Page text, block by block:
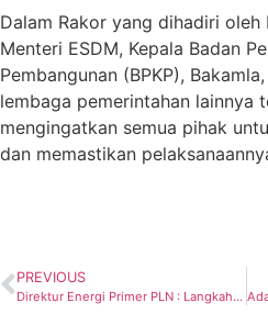
Dalam Rakor yang dihadiri oleh
Menteri ESDM, Kepala Badan
Pembangunan (BPKP),
lembaga pemerintahan lainnya
mengingatkan semua pihak
dan memastikan
PREVIOUS
Direktur Energi Primer PLN : Langkah Terukur Terus Dilakukan Amankan Pasokan Batubara